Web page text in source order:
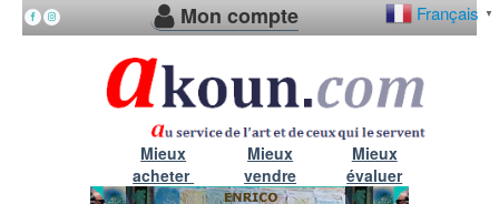
Français ▼
Mon compte
Mieux
acheter
Mieux
vendre
Mieux
évaluer